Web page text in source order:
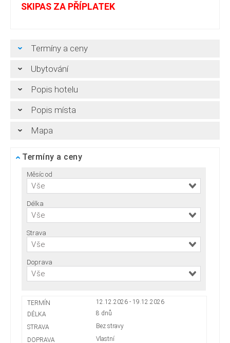
SKIPAS ZA PŘÍPLATEK
Termíny a ceny
Ubytování
Popis hotelu
Popis místa
Mapa
Termíny a ceny
Měsíc od
Vše
Délka
Vše
Strava
Vše
Doprava
Vše
12.12.2026 - 19.12.2026
8 dnů
Bez stravy
Vlastní